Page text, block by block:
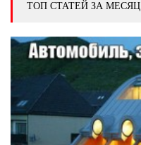
ТОП СТАТЕЙ ЗА МЕСЯЦ